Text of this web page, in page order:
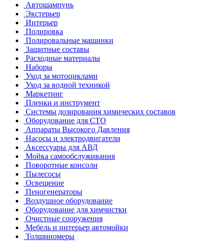
Автошампунь
Экстерьер
Интерьер
Полировка
Полировальные машинки
Защитные составы
Расходные материалы
Наборы
Уход за мотоциклами
Уход за водной техникой
Маркетинг
Пленки и инструмент
Системы дозирования химических составов
Оборудование для СТО
Аппараты Высокого Давления
Насосы и электродвигатели
Аксессуары для АВД
Мойка самообслуживания
Поворотные консоли
Пылесосы
Освещение
Пеногенераторы
Воздушное оборудование
Оборудование для химчистки
Очистные сооружения
Мебель и интерьер автомойки
Толщиномеры